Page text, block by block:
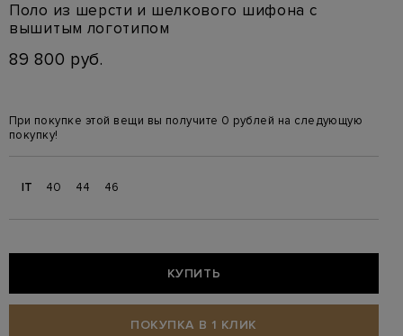
Поло из шерсти и шелкового шифона с
вышитым логотипом
89 800 руб.
При покупке этой вещи вы получите 0 рублей на следующую
покупку!
IT 40 44 46
КУПИТЬ
ПОКУПКА В 1 КЛИК